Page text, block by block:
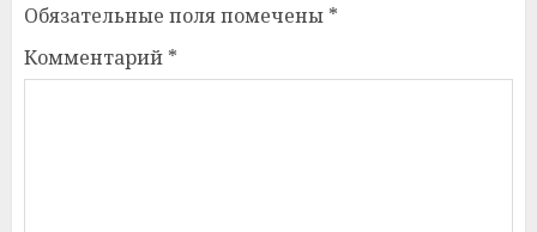
Обязательные поля помечены *
Комментарий *